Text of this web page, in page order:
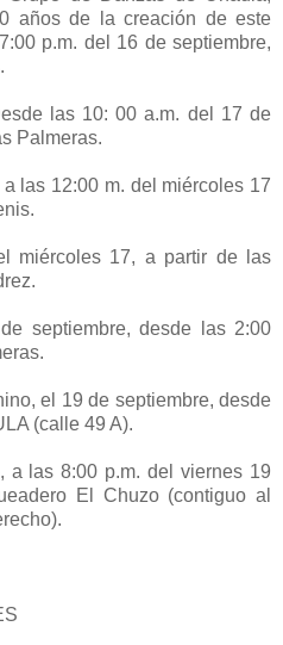
años de la creación de este
p.m. del 16 de septiembre,
las 10: 00 a.m. del 17 de
Palmeras.
las 12:00 m. del miércoles 17
miércoles 17, a partir de las
septiembre, desde las 2:00
el 19 de septiembre, desde
(calle 49 A).
a las 8:00 p.m. del viernes 19
El Chuzo (contiguo al